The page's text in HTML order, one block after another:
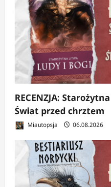
RECENZJA:
Świat przed chrztem
Miautopsja 06.08.2026